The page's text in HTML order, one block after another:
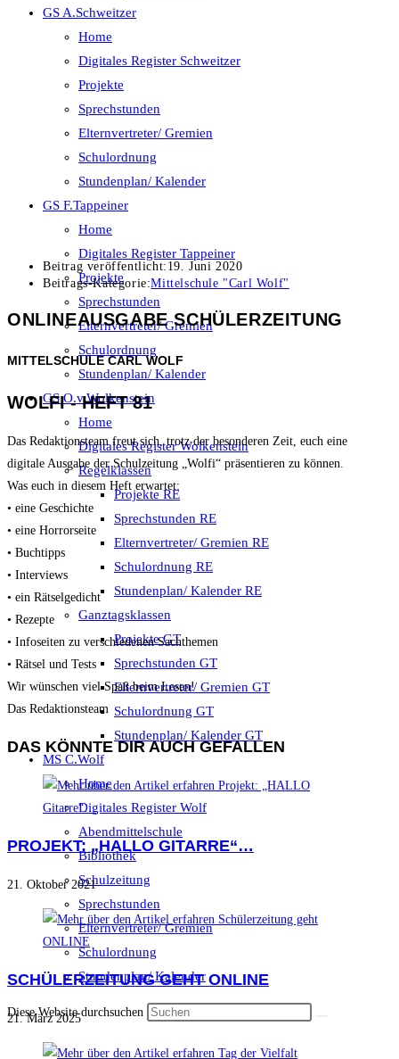
GS A.Schweitzer
Home
Digitales Register Schweitzer
Projekte
Sprechstunden
Elternvertreter/ Gremien
Schulordnung
Stundenplan/ Kalender
GS F.Tappeiner
Home
Digitales Register Tappeiner
Projekte
Sprechstunden
Elternvertreter/ Gremien
Schulordnung
Stundenplan/ Kalender
GS O.v.Wolkenstein
Home
Digitales Register Wolkenstein
Regelklassen
Projekte RE
Sprechstunden RE
Elternvertreter/ Gremien RE
Schulordnung RE
Stundenplan/ Kalender RE
Ganztagsklassen
Projekte GT
Sprechstunden GT
Elternvertreter/ Gremien GT
Schulordnung GT
Stundenplan/ Kalender GT
MS C.Wolf
Home
Digitales Register Wolf
Abendmittelschule
Bibliothek
Schulzeitung
Sprechstunden
Elternvertreter/ Gremien
Schulordnung
Stundenplan/ Kalender
Diese Website durchsuchen
Beitrag veröffentlicht: 19. Juni 2020
Beitrags-Kategorie:Mittelschule "Carl Wolf"
ONLINEAUSGABE SCHÜLERZEITUNG
MITTELSCHULE CARL WOLF
WOLFI - HEFT 81
Das Redaktionsteam freut sich, trotz der besonderen Zeit, euch eine
digitale Ausgabe der Schulzeitung „Wolfi“ präsentieren zu können.
Was euch in diesem Heft erwartet:
• eine Geschichte
• eine Horrorseite
• Buchtipps
• Interviews
• ein Rätselgedicht
• Rezepte
• Infoseiten zu verschiedenen Sachthemen
• Rätsel und Tests
Wir wünschen viel Spaß beim Lesen!
Das Redaktionsteam
DAS KÖNNTE DIR AUCH GEFALLEN
PROJEKT: „HALLO GITARRE“…
21. Oktober 2021
SCHÜLERZEITUNG GEHT ONLINE
21. März 2025